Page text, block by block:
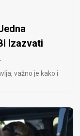
Izazvati
važno je kako i